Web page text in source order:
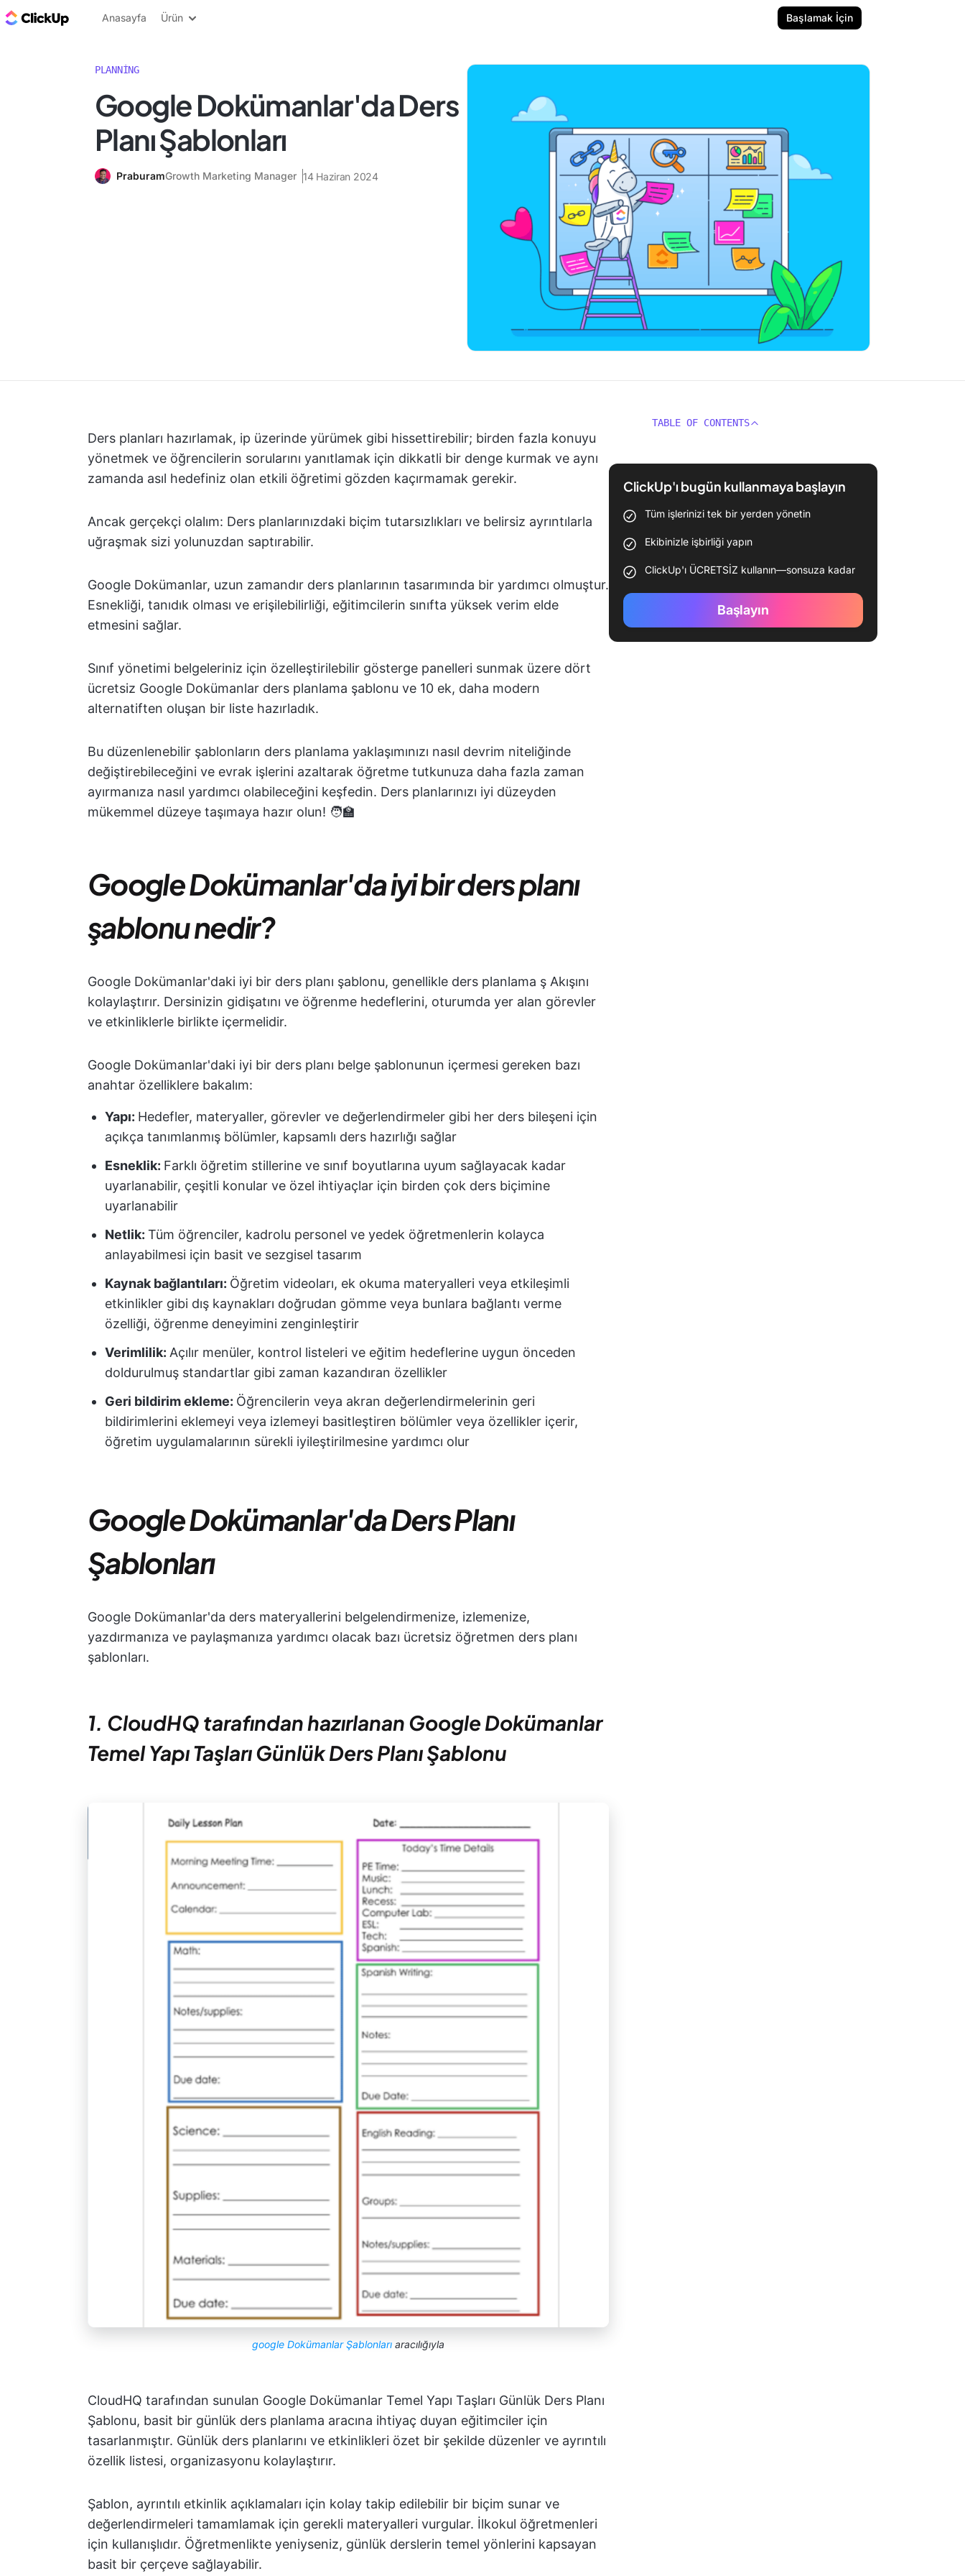
ClickUp Blog
Anasayfa Ürün Başlamak İçin
PLANNING
Google Dokümanlar'da Ders
Planı Şablonları
PraburamGrowth Marketing Manager 14 Haziran 2024
Ders planları hazırlamak, ip üzerinde yürümek gibi hissettirebilir; birden fazla konuyu
yönetmek ve öğrencilerin sorularını yanıtlamak için dikkatli bir denge kurmak ve aynı
zamanda asıl hedefiniz olan etkili öğretimi gözden kaçırmamak gerekir.
Ancak gerçekçi olalım: Ders planlarınızdaki biçim tutarsızlıkları ve belirsiz ayrıntılarla
uğraşmak sizi yolunuzdan saptırabilir.
Google Dokümanlar, uzun zamandır ders planlarının tasarımında bir yardımcı olmuştur.
Esnekliği, tanıdık olması ve erişilebilirliği, eğitimcilerin sınıfta yüksek verim elde
etmesini sağlar.
Sınıf yönetimi belgeleriniz için özelleştirilebilir gösterge panelleri sunmak üzere dört
ücretsiz Google Dokümanlar ders planlama şablonu ve 10 ek, daha modern
alternatiften oluşan bir liste hazırladık.
Bu düzenlenebilir şablonların ders planlama yaklaşımınızı nasıl devrim niteliğinde
değiştirebileceğini ve evrak işlerini azaltarak öğretme tutkunuza daha fazla zaman
ayırmanıza nasıl yardımcı olabileceğini keşfedin. Ders planlarınızı iyi düzeyden
mükemmel düzeye taşımaya hazır olun! 🧑‍🏫
Google Dokümanlar'da iyi bir ders planı
şablonu nedir?
Google Dokümanlar'daki iyi bir ders planı şablonu, genellikle ders planlama ş Akışını
kolaylaştırır. Dersinizin gidişatını ve öğrenme hedeflerini, oturumda yer alan görevler
ve etkinliklerle birlikte içermelidir.
Google Dokümanlar'daki iyi bir ders planı belge şablonunun içermesi gereken bazı
anahtar özelliklere bakalım:
Yapı: Hedefler, materyaller, görevler ve değerlendirmeler gibi her ders bileşeni için
açıkça tanımlanmış bölümler, kapsamlı ders hazırlığı sağlar
Esneklik: Farklı öğretim stillerine ve sınıf boyutlarına uyum sağlayacak kadar
uyarlanabilir, çeşitli konular ve özel ihtiyaçlar için birden çok ders biçimine
uyarlanabilir
Netlik: Tüm öğrenciler, kadrolu personel ve yedek öğretmenlerin kolayca
anlayabilmesi için basit ve sezgisel tasarım
Kaynak bağlantıları: Öğretim videoları, ek okuma materyalleri veya etkileşimli
etkinlikler gibi dış kaynakları doğrudan gömme veya bunlara bağlantı verme
özelliği, öğrenme deneyimini zenginleştirir
Verimlilik: Açılır menüler, kontrol listeleri ve eğitim hedeflerine uygun önceden
doldurulmuş standartlar gibi zaman kazandıran özellikler
Geri bildirim ekleme: Öğrencilerin veya akran değerlendirmelerinin geri
bildirimlerini eklemeyi veya izlemeyi basitleştiren bölümler veya özellikler içerir,
öğretim uygulamalarının sürekli iyileştirilmesine yardımcı olur
Google Dokümanlar'da Ders Planı
Şablonları
Google Dokümanlar'da ders materyallerini belgelendirmenize, izlemenize,
yazdırmanıza ve paylaşmanıza yardımcı olacak bazı ücretsiz öğretmen ders planı
şablonları.
1. CloudHQ tarafından hazırlanan Google Dokümanlar
Temel Yapı Taşları Günlük Ders Planı Şablonu
google Dokümanlar Şablonları aracılığıyla
CloudHQ tarafından sunulan Google Dokümanlar Temel Yapı Taşları Günlük Ders Planı
Şablonu, basit bir günlük ders planlama aracına ihtiyaç duyan eğitimciler için
tasarlanmıştır. Günlük ders planlarını ve etkinlikleri özet bir şekilde düzenler ve ayrıntılı
özellik listesi, organizasyonu kolaylaştırır.
Şablon, ayrıntılı etkinlik açıklamaları için kolay takip edilebilir bir biçim sunar ve
değerlendirmeleri tamamlamak için gerekli materyalleri vurgular. İlkokul öğretmenleri
için kullanışlıdır. Öğretmenlikte yeniyseniz, günlük derslerin temel yönlerini kapsayan
basit bir çerçeve sağlayabilir.
TABLE OF CONTENTS
ClickUp'ı bugün kullanmaya başlayın
Tüm işlerinizi tek bir yerden yönetin
Ekibinizle işbirliği yapın
ClickUp'ı ÜCRETSİZ kullanın—sonsuza kadar
Başlayın